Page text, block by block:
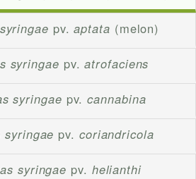
pv.aptata (melon)
syringae pv. atrofaciens
syringae pv. cannabina
syringae pv. coriandricola
syringae pv. helianthi